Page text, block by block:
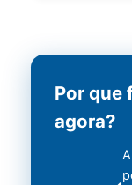
Por que
agora?